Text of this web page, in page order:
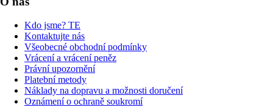
Kdo jsme? TE
Kontaktujte nás
Všeobecné obchodní podmínky
Vrácení a vrácení peněz
Právní upozornění
Platební metody
Náklady na dopravu a možnosti doručení
Oznámení o ochraně soukromí